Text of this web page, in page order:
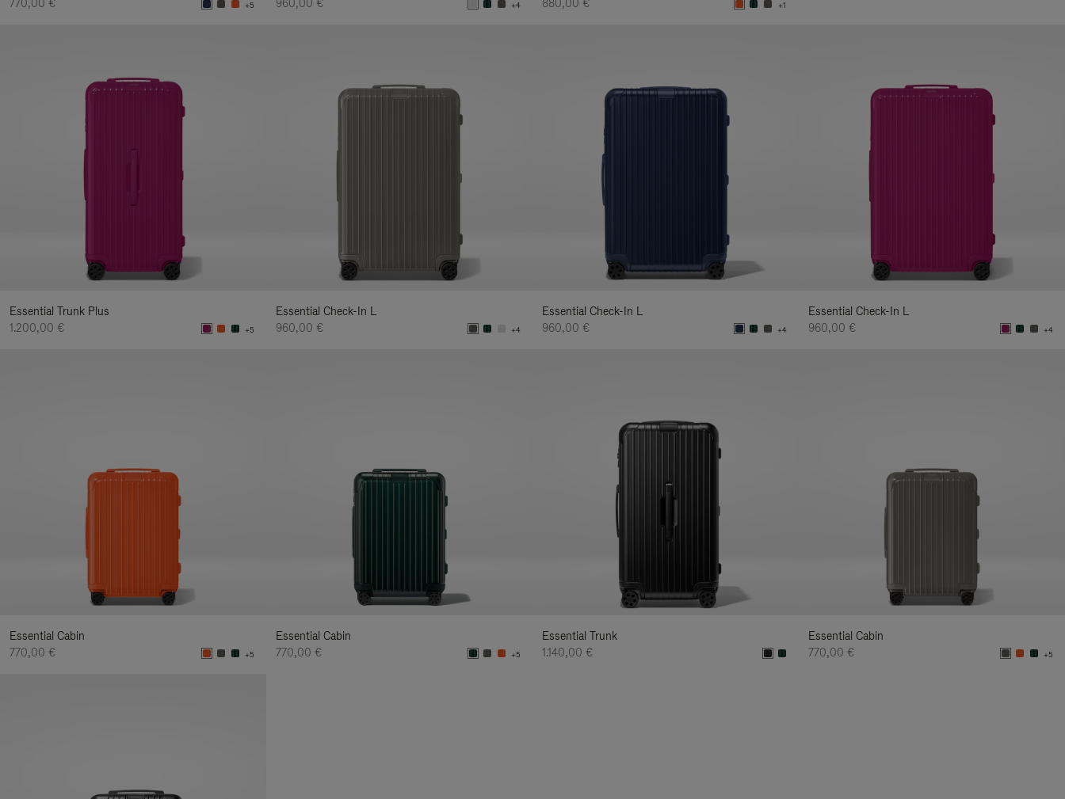
770,00 €
+5
960,00 €
+4
880,00 €
+1
Essential Trunk Plus
1.200,00 €
+5
Essential Check-In L
960,00 €
+4
Essential Check-In L
960,00 €
+4
Essential Check-In L
960,00 €
+4
Essential Cabin
770,00 €
+5
Essential Cabin
770,00 €
+5
Essential Trunk
1.140,00 €
Essential Cabin
770,00 €
+5